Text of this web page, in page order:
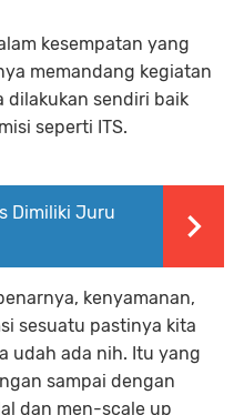
kesempatan yang
memandang kegiatan
dilakukan sendiri baik
seperti ITS.
Dimiliki Juru
kenyamanan,
sesuatu pastinya kita
udah ada nih. Itu yang
sampai dengan
dan men-scale up